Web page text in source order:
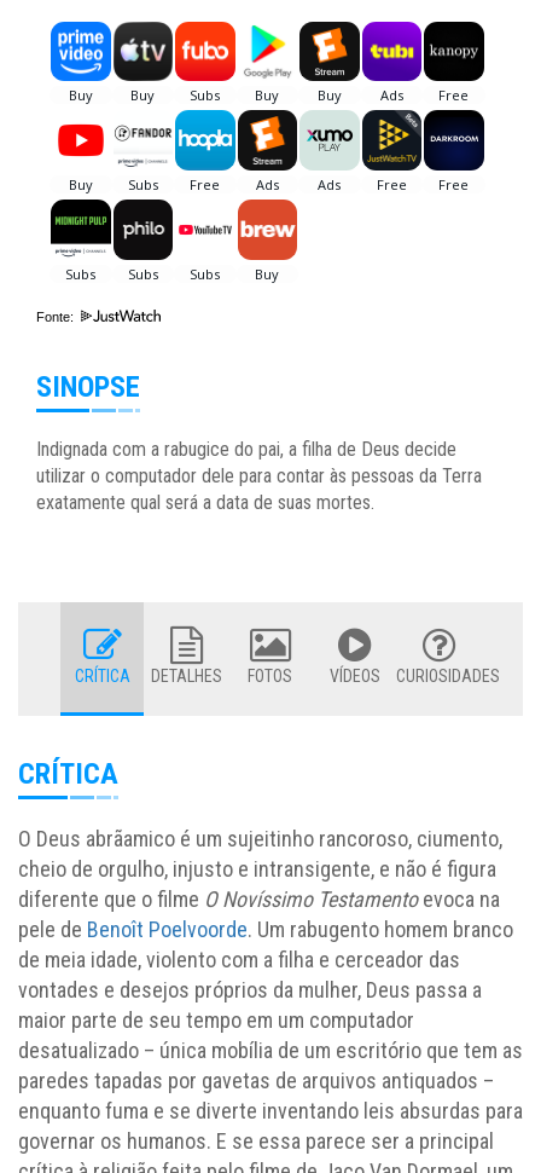
Fonte:
SINOPSE
Indignada com a rabugice do pai, a filha de Deus decide
utilizar o computador dele para contar às pessoas da Terra
exatamente qual será a data de suas mortes.
CRÍTICA DETALHES FOTOS VÍDEOS CURIOSIDADES
CRÍTICA
O Deus abrãamico é um sujeitinho rancoroso, ciumento,
cheio de orgulho, injusto e intransigente, e não é figura
diferente que o filme O Novíssimo Testamentoevoca na
pele de Benoît Poelvoorde. Um rabugento homem branco
de meia idade, violento com a filha e cerceador das
vontades e desejos próprios da mulher, Deus passa a
maior parte de seu tempo em um computador
desatualizado – única mobília de um escritório que tem as
paredes tapadas por gavetas de arquivos antiquados –
enquanto fuma e se diverte inventando leis absurdas para
governar os humanos. E se essa parece ser a principal